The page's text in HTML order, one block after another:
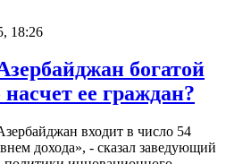
18:26
богатой
ее граждан?
входит в число 54
дохода», - сказал заведующий